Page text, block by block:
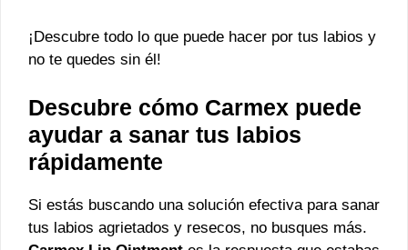
¡Descubre todo lo que puede hacer por tus labios y
no te quedes sin él!
Descubre cómo Carmex puede
ayudar a sanar tus labios
rápidamente
Si estás buscando una solución efectiva para sanar
tus labios agrietados y resecos, no busques más.